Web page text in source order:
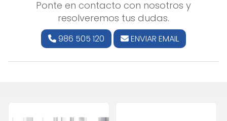
Ponte en contacto con nosotros y
resolveremos tus dudas.
986 505 120 ENVIAR EMAIL